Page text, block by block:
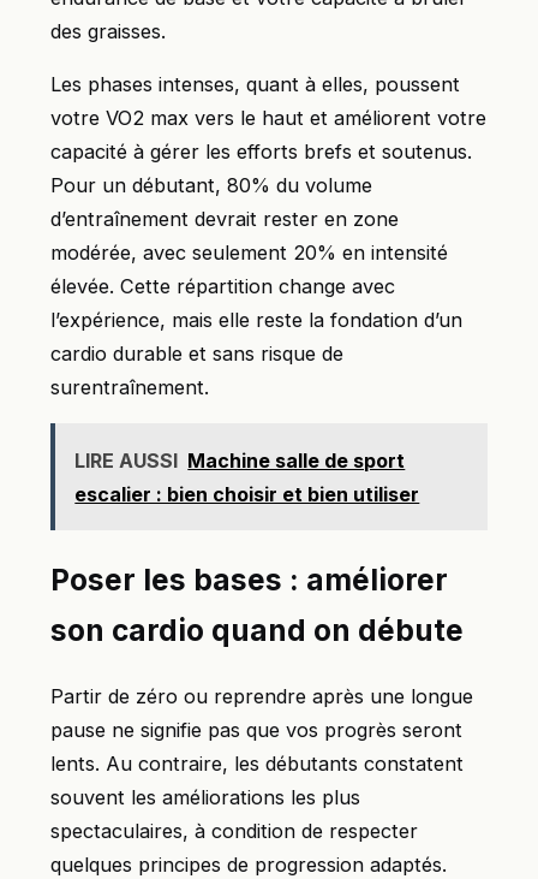
des graisses.
Les phases intenses, quant à elles, poussent
votre VO2 max vers le haut et améliorent votre
capacité à gérer les efforts brefs et soutenus.
Pour un débutant, 80% du volume
d’entraînement devrait rester en zone
modérée, avec seulement 20% en intensité
élevée. Cette répartition change avec
l’expérience, mais elle reste la fondation d’un
cardio durable et sans risque de
surentraînement.
LIRE AUSSI Machine salle de sport
escalier : bien choisir et bien utiliser
Poser les bases : améliorer
son cardio quand on débute
Partir de zéro ou reprendre après une longue
pause ne signifie pas que vos progrès seront
lents. Au contraire, les débutants constatent
souvent les améliorations les plus
spectaculaires, à condition de respecter
quelques principes de progression adaptés.